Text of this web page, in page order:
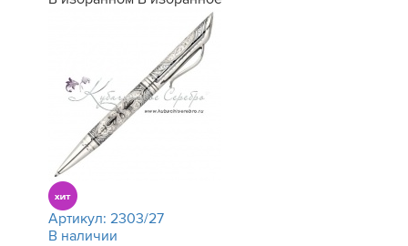
Артикул: 2303/27
В наличии